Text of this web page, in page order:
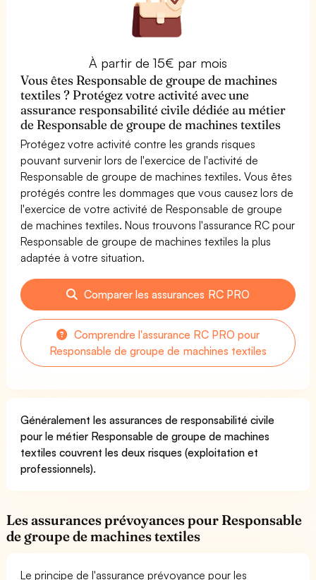
À partir de 15€ par mois
Vous êtes Responsable de groupe de machines
textiles ? Protégez votre activité avec une
assurance responsabilité civile dédiée au métier
de Responsable de groupe de machines textiles
Protégez votre activité contre les grands risques
pouvant survenir lors de l'exercice de l'activité de
Responsable de groupe de machines textiles. Vous êtes
protégés contre les dommages que vous causez lors de
l'exercice de votre activité de Responsable de groupe
de machines textiles. Nous trouvons l'assurance RC pour
Responsable de groupe de machines textiles la plus
adaptée à votre situation.
Comparer les assurances RC PRO
Comprendre l'assurance RC PRO pour
Responsable de groupe de machines textiles
Généralement les assurances de responsabilité civile
pour le métier Responsable de groupe de machines
textiles couvrent les deux risques (exploitation et
professionnels).
Les assurances prévoyances pour Responsable
de groupe de machines textiles
Le principe de l'assurance prévoyance pour les